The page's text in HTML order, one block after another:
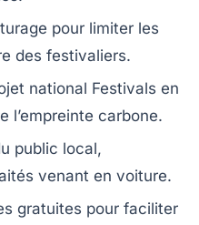
pour limiter les
des festivaliers.
national Festivals en
l’empreinte carbone.
public local,
venant en voiture.
gratuites pour faciliter